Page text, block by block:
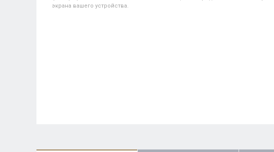
экрана вашего устройства.